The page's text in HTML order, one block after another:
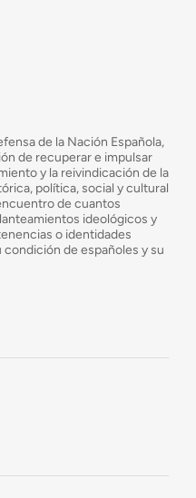
de la Nación Española,
de recuperar e impulsar
y la reivindicación de la
política, social y cultural
de cuantos
ideológicos y
o identidades
de españoles y su